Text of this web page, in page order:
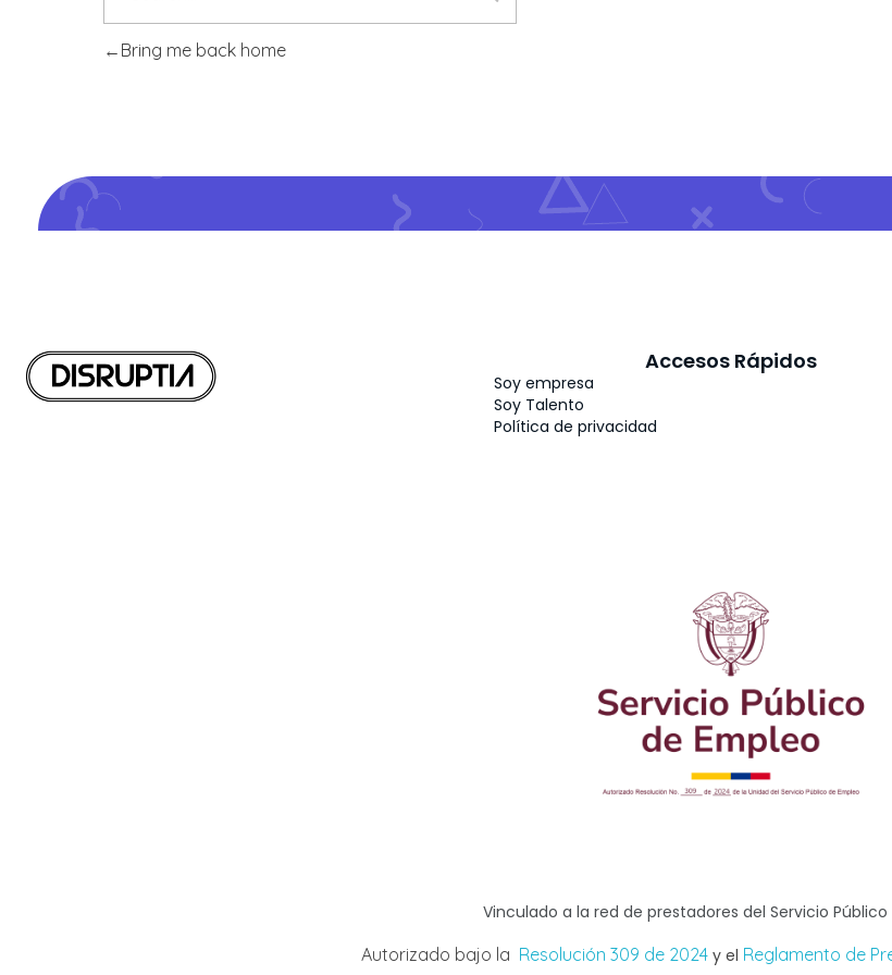
Bring me back home
Accesos Rápidos
Soy empresa
Soy Talento
Política de privacidad
Vinculado a la red de prestadores del Servicio Público
Autorizado bajo la Resolución 309 de 2024 y el Reglamento de